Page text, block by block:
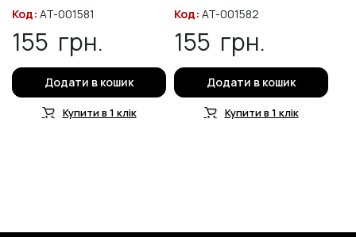
Код: AT-001581
155 грн.
Додати в кошик
Купити в 1 клік
Код: AT-001582
155 грн.
Додати в кошик
Купити в 1 клік